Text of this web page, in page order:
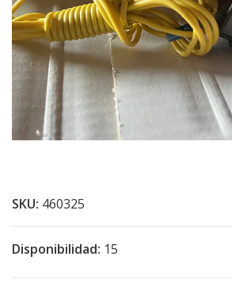
SKU: 460325
Disponibilidad: 15